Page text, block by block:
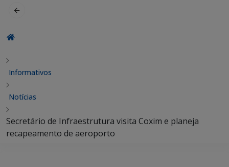
Informativos
Notícias
Secretário de Infraestrutura visita Coxim e planeja
recapeamento de aeroporto